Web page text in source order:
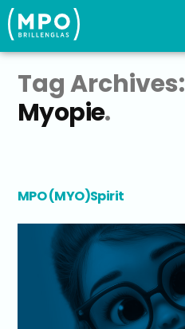
Tag Archives:
Myopie
MPO (MYO)Spirit